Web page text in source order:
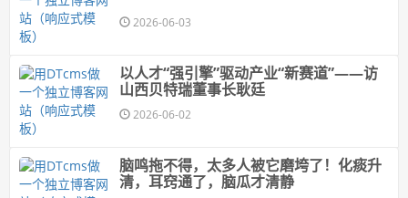
2026-06-03
以人才“强引擎”驱动产业“新赛道”——访
山西贝特瑞董事长耿廷
2026-06-02
脑鸣拖不得，太多人被它磨垮了！化痰升
清，耳窍通了，脑瓜才清静